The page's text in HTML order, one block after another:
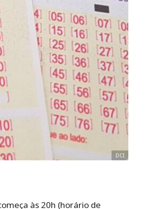
DCI
às 20h (horário de